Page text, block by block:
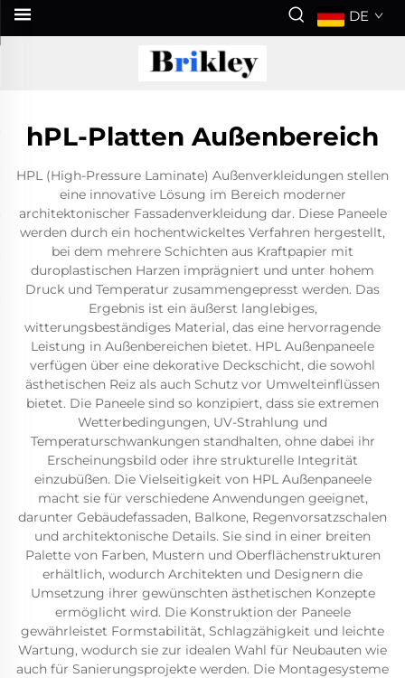
DE
hPL-Platten Außenbereich
HPL (High-Pressure Laminate) Außenverkleidungen stellen
eine innovative Lösung im Bereich moderner
architektonischer Fassadenverkleidung dar. Diese Paneele
werden durch ein hochentwickeltes Verfahren hergestellt,
bei dem mehrere Schichten aus Kraftpapier mit
duroplastischen Harzen imprägniert und unter hohem
Druck und Temperatur zusammengepresst werden. Das
Ergebnis ist ein äußerst langlebiges,
witterungsbeständiges Material, das eine hervorragende
Leistung in Außenbereichen bietet. HPL Außenpaneele
verfügen über eine dekorative Deckschicht, die sowohl
ästhetischen Reiz als auch Schutz vor Umwelteinflüssen
bietet. Die Paneele sind so konzipiert, dass sie extremen
Wetterbedingungen, UV-Strahlung und
Temperaturschwankungen standhalten, ohne dabei ihr
Erscheinungsbild oder ihre strukturelle Integrität
einzubüßen. Die Vielseitigkeit von HPL Außenpaneele
macht sie für verschiedene Anwendungen geeignet,
darunter Gebäudefassaden, Balkone, Regenvorsatzschalen
und architektonische Details. Sie sind in einer breiten
Palette von Farben, Mustern und Oberflächenstrukturen
erhältlich, wodurch Architekten und Designern die
Umsetzung ihrer gewünschten ästhetischen Konzepte
ermöglicht wird. Die Konstruktion der Paneele
gewährleistet Formstabilität, Schlagzähigkeit und leichte
Wartung, wodurch sie zur idealen Wahl für Neubauten wie
auch für Sanierungsprojekte werden. Die Montagesysteme